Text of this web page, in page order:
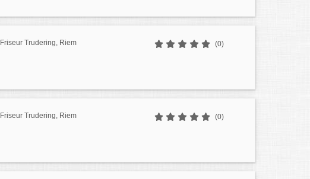
Friseur Trudering, Riem (0)
Friseur Trudering, Riem (0)